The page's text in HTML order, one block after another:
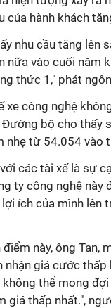
của hành khách
nhu cầu tăng lên
nữa vào cuối năm
thức 1," phát
xe công nghệ
bộ cho thấy
nhẹ từ 54.054 vào
các tài xế là sự
ty công nghệ này
ích của mình lên
này, ông Tan,
nhận giá cước
không thể mong
giá thấp nhất.",